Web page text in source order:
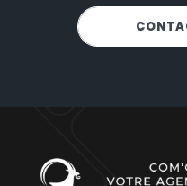
NOUS